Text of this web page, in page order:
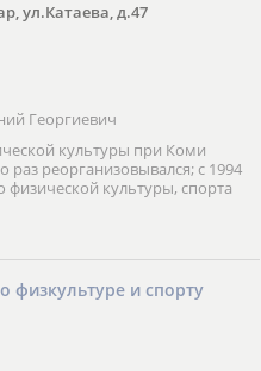
ул.Катаева, д.47
Георгиевич
культуры при Коми
реорганизовывался; с 1994
физической культуры, спорта
физкультуре и спорту